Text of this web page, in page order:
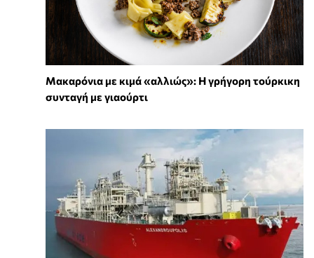
Μακαρόνια με κιμά «αλλιώς»: Η γρήγορη τούρκικη
συνταγή με γιαούρτι